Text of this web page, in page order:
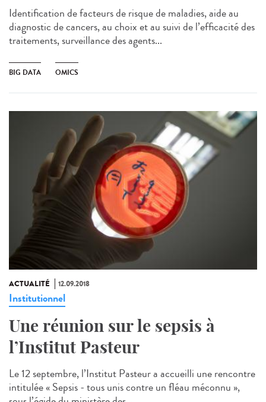
Identification de facteurs de risque de maladies, aide au
diagnostic de cancers, au choix et au suivi de l’efficacité des
traitements, surveillance des agents...
BIG DATA OMICS
ACTUALITÉ 12.09.2018
Institutionnel
Une réunion sur le sepsis à
l’Institut Pasteur
Le 12 septembre, l’Institut Pasteur a accueilli une rencontre
intitulée « Sepsis - tous unis contre un fléau méconnu »,